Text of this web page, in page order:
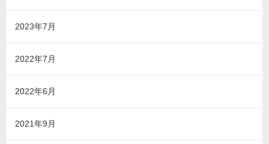
2023年7月
2022年7月
2022年6月
2021年9月